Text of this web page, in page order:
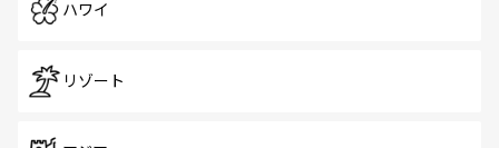
ハワイ
リゾート